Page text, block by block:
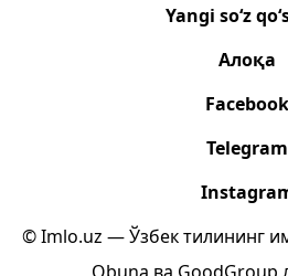
Yangi so‘z
Алоқа
Facebook
Telegram
© Imlo.uz — Ўзбек тилининг